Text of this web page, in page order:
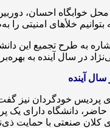
خوابگاه احسان،
که بتوانیم خلأهای امنیتی
به طرح تجمیع این
در سال آینده به
آینده
پردیس خودگردان
صنعتی با حمایت